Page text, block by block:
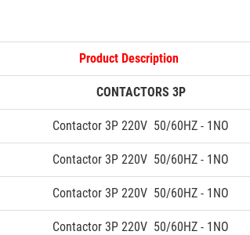
Product Description
CONTACTORS 3P
Contactor 3P 220V 50/60HZ - 1NO
Contactor 3P 220V 50/60HZ - 1NO
Contactor 3P 220V 50/60HZ - 1NO
Contactor 3P 220V 50/60HZ - 1NO